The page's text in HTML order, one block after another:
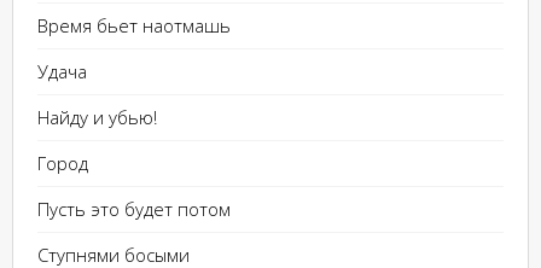
Время бьет наотмашь
Удача
Найду и убью!
Город
Пусть это будет потом
Ступнями босыми